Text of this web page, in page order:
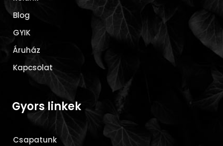
Blog
GYIK
Áruház
Kapcsolat
Gyors linkek
Csapatunk